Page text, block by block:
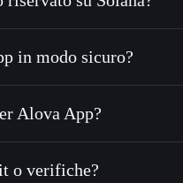
cost average su ALOVA nel
senza collegare
privacy
in modo sicuro?
wallet
Alova App?
Alova App
o verifiche?